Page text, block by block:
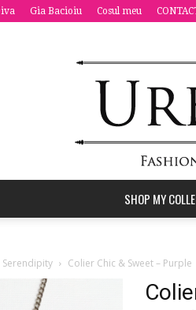
Gia Bacioiu Cosul meu
SHOP MY
Serendipity Colier Chic & Sweet – Purple